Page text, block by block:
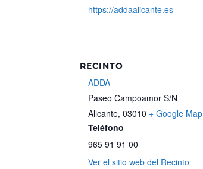
https://addaalicante.es
RECINTO
ADDA
Paseo Campoamor S/N
Alicante, 03010 + Google Map
Teléfono
965 91 91 00
Ver el sitio web del Recinto